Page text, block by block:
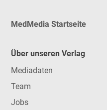
MedMedia Startseite
Über unseren Verlag
Mediadaten
Team
Jobs